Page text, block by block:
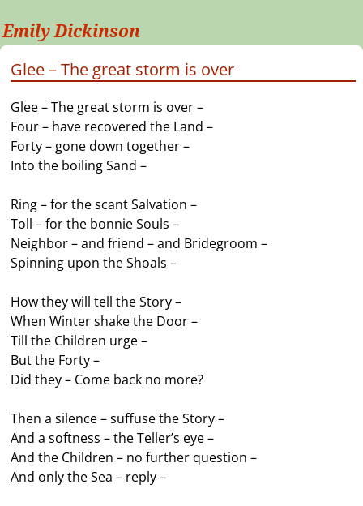
Emily Dickinson
Glee – The great storm is over
Glee – The great storm is over –
Four – have recovered the Land –
Forty – gone down together –
Into the boiling Sand –
Ring – for the scant Salvation –
Toll – for the bonnie Souls –
Neighbor – and friend – and Bridegroom –
Spinning upon the Shoals –
How they will tell the Story –
When Winter shake the Door –
Till the Children urge –
But the Forty –
Did they – Come back no more?
Then a silence – suffuse the Story –
And a softness – the Teller’s eye –
And the Children – no further question –
And only the Sea – reply –